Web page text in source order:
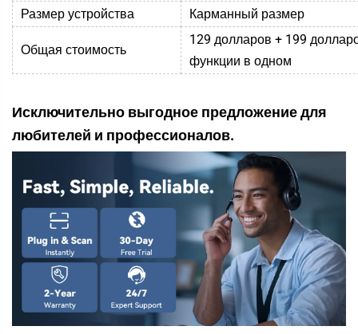
Размер устройства
Карманный размер
Общая стоимость
129 долларов + 199
функции в одном
Исключительно выгодное предложение для
любителей и профессионалов.